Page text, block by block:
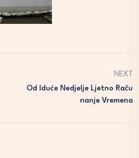
NEXT
Od Iduće Nedjelje Ljetno Raču
Nanje Vremena